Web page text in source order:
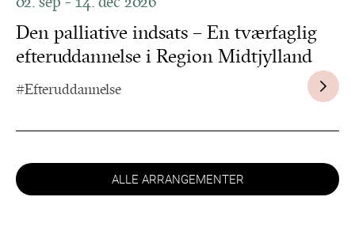
Den palliative indsats – En tværfaglig
efteruddannelse i Region Midtjylland
#Efteruddannelse
ALLE ARRANGEMENTER